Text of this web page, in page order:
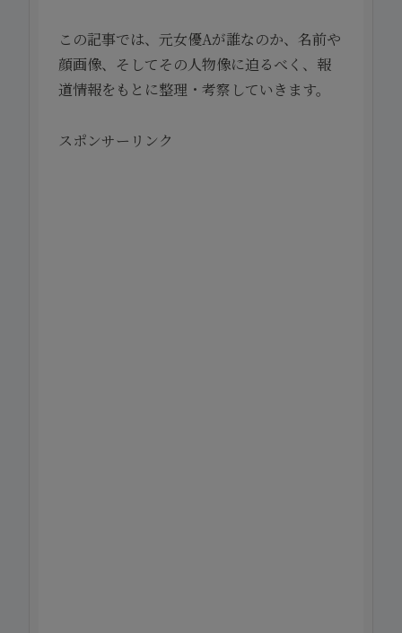
この記事では、元女優Aが誰なのか、名前や
顔画像、そしてその人物像に迫るべく、報
道情報をもとに整理・考察していきます。
スポンサーリンク